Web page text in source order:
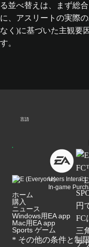
る並べ替えは、まず総
に、アスリートの実際
なく)に基づいた主観要
す。
言語
Users Interact
In-game
ホーム
購入
ニュース
Windows用EA app
Mac用EA app
Sports ゲーム
* その他の条件と制